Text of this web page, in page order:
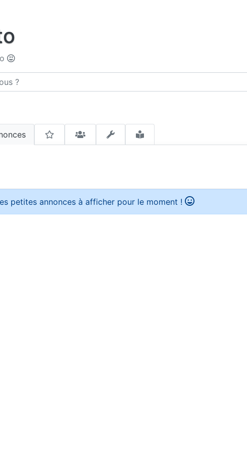
petites annonces à afficher pour le moment !